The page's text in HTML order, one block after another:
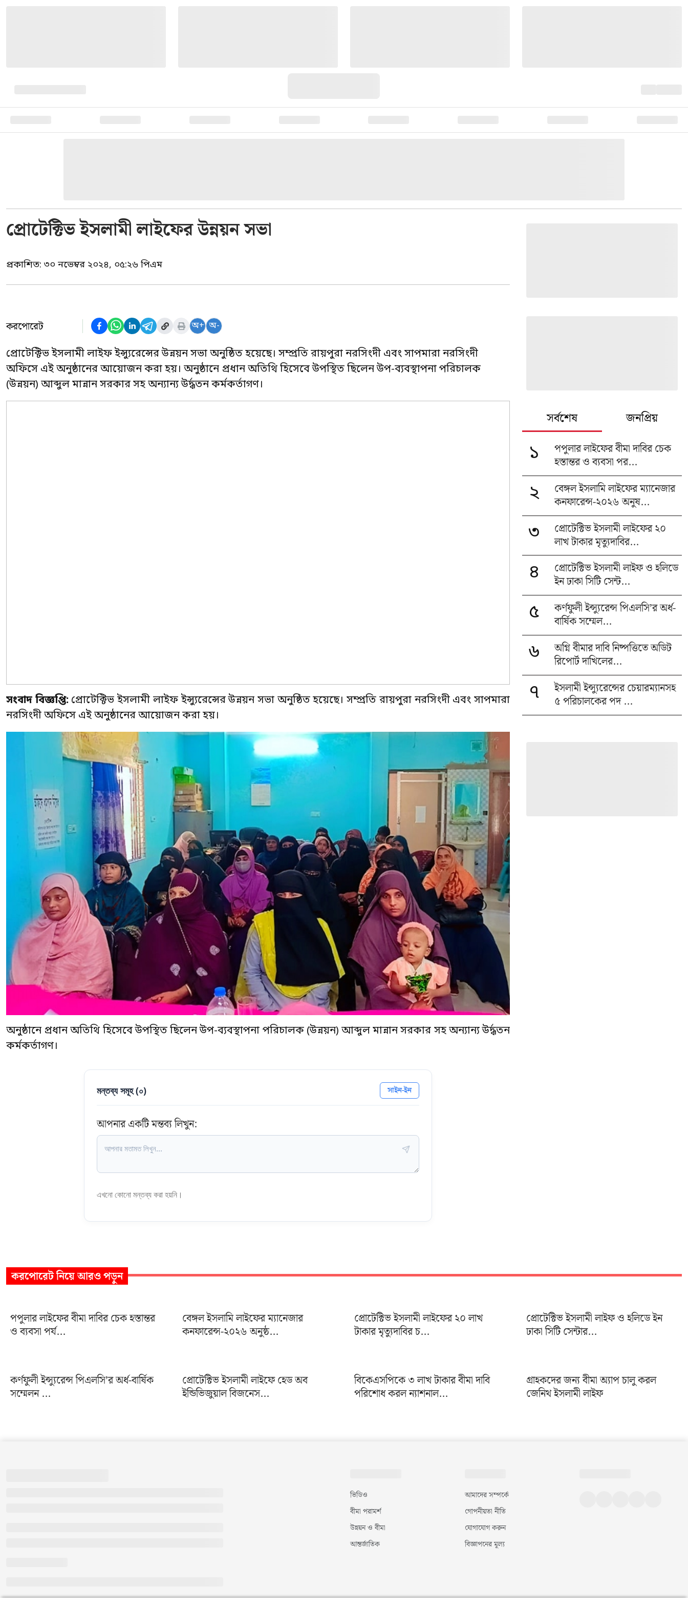
প্রোটেক্টিভ ইসলামী লাইফের উন্নয়ন সভা
প্রকাশিত: ৩০ নভেম্বর ২০২৪, ০৫:২৬ পিএম
করপোরেট অ+ অ-
প্রোটেক্টিভ ইসলামী লাইফ ইন্স্যুরেন্সের উন্নয়ন সভা অনুষ্ঠিত হয়েছে। সম্প্রতি রায়পুরা নরসিংদী এবং সাপমারা নরসিংদী
অফিসে এই অনুষ্ঠানের আয়োজন করা হয়। অনুষ্ঠানে প্রধান অতিথি হিসেবে উপস্থিত ছিলেন উপ-ব্যবস্থাপনা পরিচালক
(উন্নয়ন) আব্দুল মান্নান সরকার সহ অন্যান্য উর্দ্ধতন কর্মকর্তাগণ।
সংবাদ বিজ্ঞপ্তি:প্রোটেক্টিভ ইসলামী লাইফ ইন্স্যুরেন্সের উন্নয়ন সভা অনুষ্ঠিত হয়েছে। সম্প্রতি রায়পুরা নরসিংদী এবং সাপমারা
নরসিংদী অফিসে এই অনুষ্ঠানের আয়োজন করা হয়।
অনুষ্ঠানে প্রধান অতিথি হিসেবে উপস্থিত ছিলেন উপ-ব্যবস্থাপনা পরিচালক (উন্নয়ন) আব্দুল মান্নান সরকার সহ অন্যান্য উর্দ্ধতন
কর্মকর্তাগণ।
মন্তব্য সমূহ (০) সাইন-ইন
আপনার একটি মন্তব্য লিখুন:
এখনো কোনো মন্তব্য করা হয়নি।
সর্বশেষ জনপ্রিয়
১
পপুলার লাইফের বীমা দাবির চেক
হস্তান্তর ও ব্যবসা পর...
২
বেঙ্গল ইসলামি লাইফের ম্যানেজার
কনফারেন্স-২০২৬ অনুষ...
৩
প্রোটেক্টিভ ইসলামী লাইফের ২০
লাখ টাকার মৃত্যুদাবির...
৪
প্রোটেক্টিভ ইসলামী লাইফ ও হলিডে
ইন ঢাকা সিটি সেন্ট...
৫
কর্ণফুলী ইন্স্যুরেন্স পিএলসি’র অর্ধ-
বার্ষিক সম্মেল...
৬
অগ্নি বীমার দাবি নিষ্পত্তিতে অডিট
রিপোর্ট দাখিলের...
৭
ইসলামী ইন্স্যুরেন্সের চেয়ারম্যানসহ
৫ পরিচালকের পদ ...
করপোরেটনিয়ে আরও পড়ুন
পপুলার লাইফের বীমা দাবির চেক হস্তান্তর
ও ব্যবসা পর্য...
বেঙ্গল ইসলামি লাইফের ম্যানেজার
কনফারেন্স-২০২৬ অনুষ্ঠ...
প্রোটেক্টিভ ইসলামী লাইফের ২০ লাখ
টাকার মৃত্যুদাবির চ...
প্রোটেক্টিভ ইসলামী লাইফ ও হলিডে ইন
ঢাকা সিটি সেন্টার...
কর্ণফুলী ইন্স্যুরেন্স পিএলসি’র অর্ধ-বার্ষিক
সম্মেলন ...
প্রোটেক্টিভ ইসলামী লাইফে হেড অব
ইন্ডিভিজুয়াল বিজনেস...
বিকেএসপিকে ৩ লাখ টাকার বীমা দাবি
পরিশোধ করল ন্যাশনাল...
গ্রাহকদের জন্য বীমা অ্যাপ চালু করল
জেনিথ ইসলামী লাইফ
ভিডিও
বীমা পরামর্শ
উন্নয়ন ও বীমা
আন্তর্জাতিক
আমাদের সম্পর্কে
গোপনীয়তা নীতি
যোগাযোগ করুন
বিজ্ঞাপনের মূল্য